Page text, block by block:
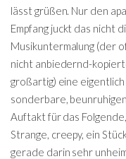
lässt grüßen. Nur den
Empfang juckt das nicht
Musikuntermalung (der
nicht anbiedernd-
großartig) eine
sonderbare,
Auftakt für das
Strange, creepy, ein
gerade darin sehr